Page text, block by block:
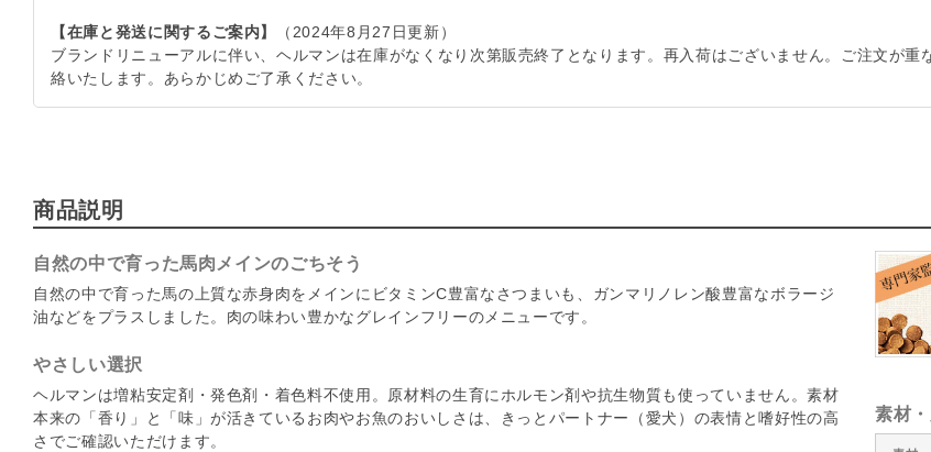
【在庫と発送に関するご案内】
（2024年8月27日更新）
ブランドリニューアルに伴い、ヘルマンは在庫がなくなり次第販売終了となります。再入荷はございません。ご注文が
絡いたします。あらかじめご了承ください。
商品説明
自然の中で育った馬肉メインのごちそう
自然の中で育った馬の上質な赤身肉をメインにビタミンC豊富なさつまいも、ガンマリノレン酸豊富なボラージ
油などをプラスしました。肉の味わい豊かなグレインフリーのメニューです。
やさしい選択
ヘルマンは増粘安定剤・発色剤・着色料不使用。原材料の生育にホルモン剤や抗生物質も使っていません。素材
本来の「香り」と「味」が活きているお肉やお魚のおいしさは、きっとパートナー（愛犬）の表情と嗜好性の高
さでご確認いただけます。
素材